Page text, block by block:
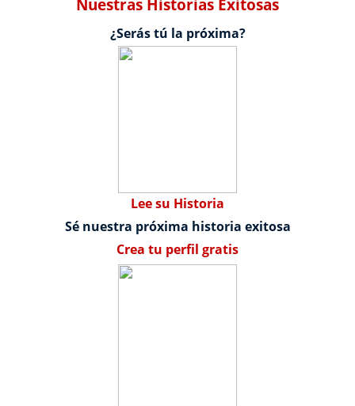
Nuestras Historias Exitosas
¿Serás tú la próxima?
Lee su Historia
Sé nuestra próxima historia exitosa
Crea tu perfil gratis